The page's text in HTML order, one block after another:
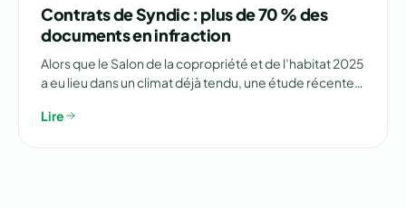
Contrats de Syndic : plus de 70 % des
documents en infraction
Alors que le Salon de la copropriété et de l’habitat 2025
a eu lieu dans un climat déjà tendu, une étude récente…
Lire